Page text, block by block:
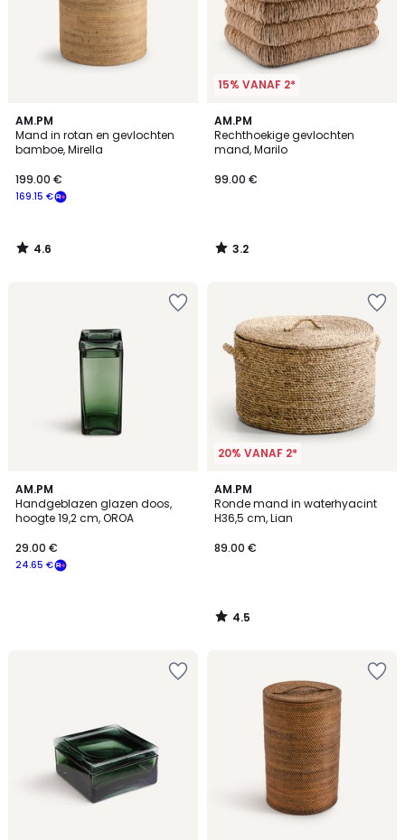
AM.PM
Mand in rotan en gevlochten
bamboe, Mirella
169.15 €
199.00 €
4.6
/ 5
4.6
/
15% VANAF 2*
AM.PM
Rechthoekige gevlochten
mand, Marilo
99.00 €
3.2
/ 5
3.2
/
AM.PM
Handgeblazen glazen doos,
hoogte 19,2 cm, OROA
24.65 €
29.00 €
20% VANAF 2*
AM.PM
Ronde mand in waterhyacint
H36,5 cm, Lian
89.00 €
4.5
/ 5
4.5
/